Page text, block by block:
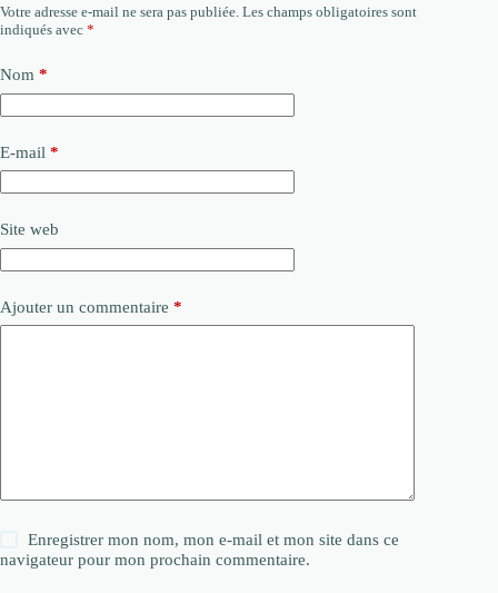
Votre adresse e-mail ne sera pas publiée. Les champs obligatoires sont
indiqués avec *
Nom *
E-mail *
Site web
Ajouter un commentaire *
Enregistrer mon nom, mon e-mail et mon site dans ce
navigateur pour mon prochain commentaire.